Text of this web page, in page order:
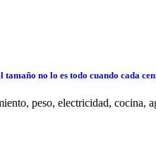
no lo es todo cuando cada
peso, electricidad,